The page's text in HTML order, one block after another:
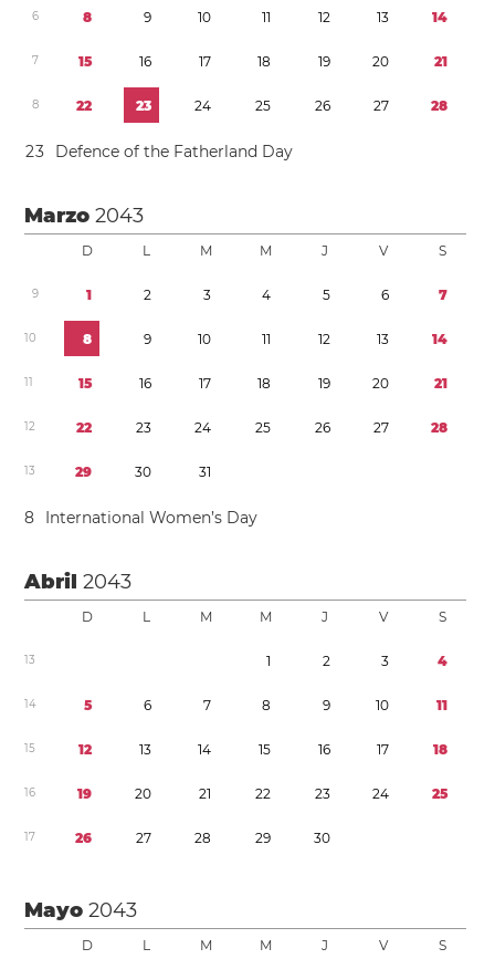
6 8 9 10 11 12 13 14
7 15 16 17 18 19 20 21
8 22 23 24 25 26 27 28
23 Defence of the Fatherland Day
Marzo2043
D L M M J V S
9 1 2 3 4 5 6 7
10 8 9 10 11 12 13 14
11 15 16 17 18 19 20 21
12 22 23 24 25 26 27 28
13 29 30 31
8 International Women’s Day
Abril2043
D L M M J V S
13 1 2 3 4
14 5 6 7 8 9 10 11
15 12 13 14 15 16 17 18
16 19 20 21 22 23 24 25
17 26 27 28 29 30
Mayo2043
D L M M J V S